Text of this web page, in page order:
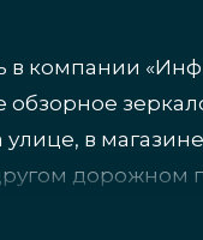
в компании
обзорное
улице, в
дорожном